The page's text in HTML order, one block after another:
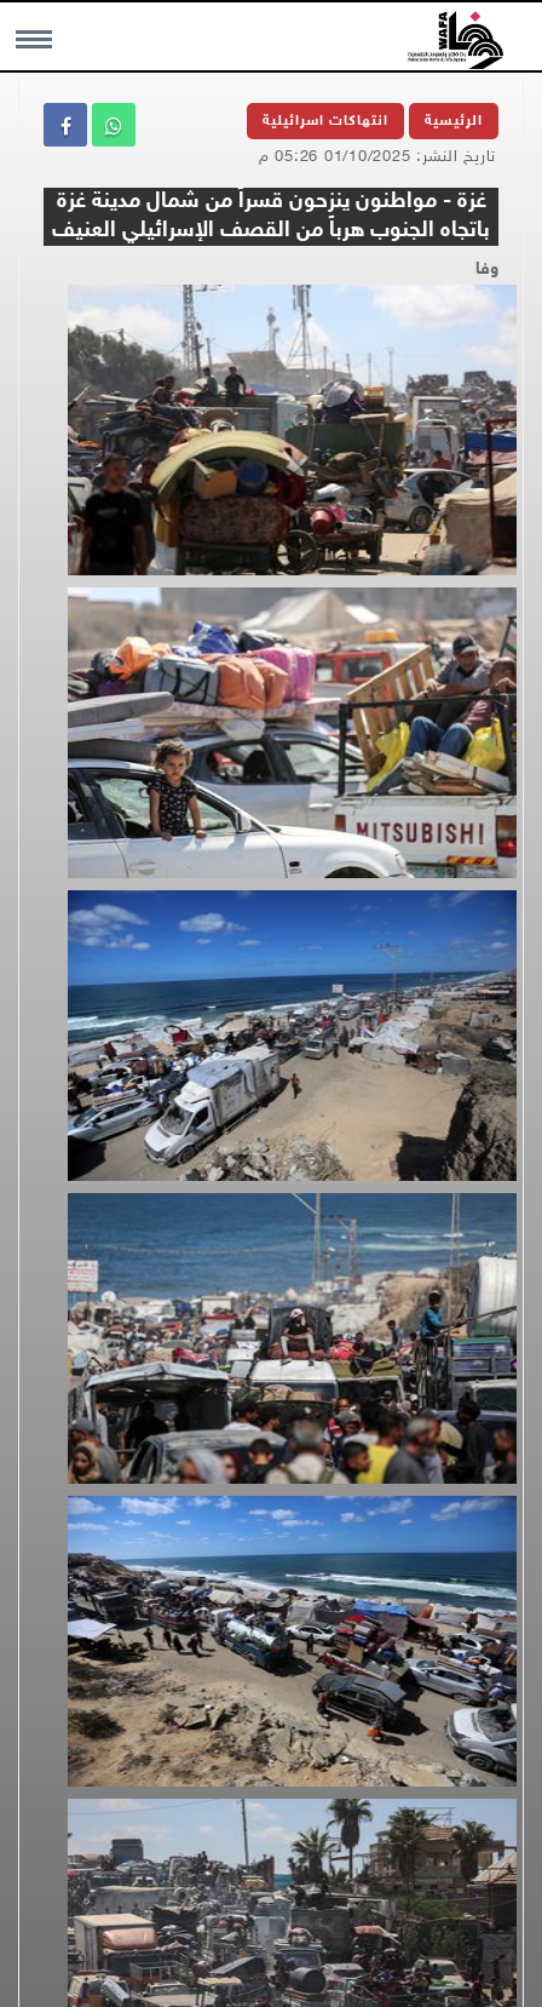
MENU الرئيسية انتهاكات اسرائيلية
تاريخ النشر: 01/10/2025 05:26 م
غزة - مواطنون ينزحون قسراً من شمال مدينة غزة
باتجاه الجنوب هرباً من القصف الإسرائيلي العنيف
وفا